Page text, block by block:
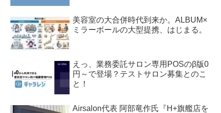
美容室の大合併時代到来か。ALBUM×
ミラーボールの大型提携、はじまる。
えっ、業務委託サロン専用POSのβ版0
円～で登場？テストサロン募集とのこ
と！
Airsalon代表 阿部竜作氏『H+旗艦店を